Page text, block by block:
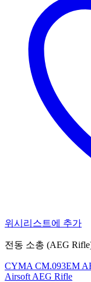
위시리스트에 추가
전동 소총 (AEG
CYMA CM.093EM
Airsoft AEG Rifle